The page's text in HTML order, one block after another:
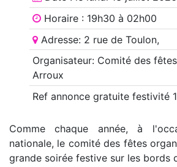
Horaire : 19h30 à 02h00
Adresse: 2 rue de Toulon,
Organisateur: Comité des
Arroux
Ref annoncegratuite festivité
Comme chaque année, à
nationale, le comité des fêtes
grande soirée festive sur les bords